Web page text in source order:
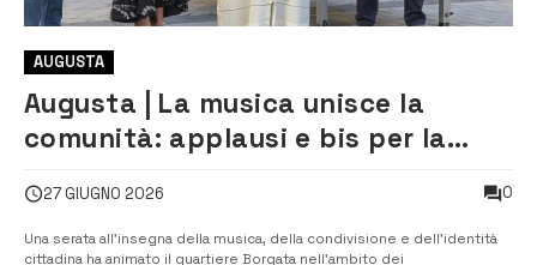
AUGUSTA
Augusta | La musica unisce la
comunità: applausi e bis per la
Sacro Cuore
27 GIUGNO 2026 0
Una serata all’insegna della musica, della condivisione e dell’identità
cittadina ha animato il quartiere Borgata nell’ambito dei